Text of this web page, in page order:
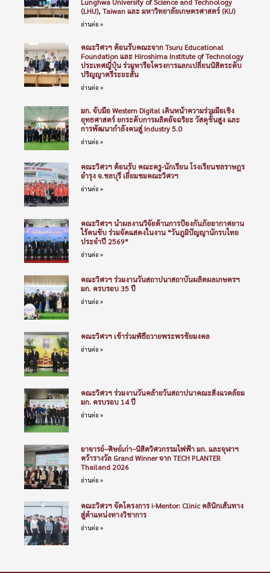
(LHU), Taiwan และ มหาวิทยาลัยเกษตรศาสตร์ (KU)
อ่านต่อ »
คณะวิศวฯ ต้อนรับคณะจาก Tsuru Educational
Foundation และ Hiroshima Institute of Technology
ประเทศญี่ปุ่น ร่วมหารือโครงการแลกเปลี่ยนนิสิตระดับ
ปริญญาตรีระยะสั้น
อ่านต่อ »
มก. จับมือ Western Digital เดินหน้าความร่วมมือเชิง
ยุทธศาสตร์ ยกระดับการผลิตอัจฉริยะ วัสดุขั้นสูง และ
การพัฒนากำลังคนสู่ Industry 5.0
อ่านต่อ »
คณะวิศวฯ ต้อนรับ คณะครู-นักเรียน โรงเรียนชลราษฎร
อำรุง จ.ชลบุรี เยี่ยมชมคณะวิศวฯ
อ่านต่อ »
คณะวิศวฯ นำผลงานวิจัยด้านการป้องกันภัยอากาศยาน
ไร้คนขับ ร่วมจัดแสดงในงาน “วันภูมิปัญญานักรบไทย
ประจำปี 2569”
อ่านต่อ »
คณะวิศวฯ ร่วมงานวันสถาปนาสถาบันผลิตผลเกษตรฯ
มก. ครบรอบ 35 ปี
อ่านต่อ »
คณะวิศวฯ เข้าร่วมพิธีถวายพระพรชัยมงคล
อ่านต่อ »
คณะวิศวฯ ร่วมงานวันคล้ายวันสถาปนาคณะสิ่งแวดล้อม
มก. ครบรอบ 14 ปี
อ่านต่อ »
อาจารย์–ศิษย์เก่า–นิสิตวิศวกรรมไฟฟ้า มก. และจุฬาฯ
คว้ารางวัล Grand Winner จาก TECH PLANTER
Thailand 2026
อ่านต่อ »
คณะวิศวฯ จัดโครงการ i-Mentor: Clinic คลินิกเส้นทาง
สู่ตำแหน่งทางวิชาการ
อ่านต่อ »